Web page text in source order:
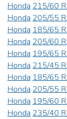
Honda 215/60
Honda 205/55
Honda 185/65
Honda 205/60
Honda 195/65
Honda 215/45
Honda 185/65
Honda 205/55
Honda 195/60
Honda 235/40